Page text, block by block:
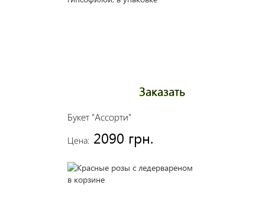
день станет ярче и теплее. Вашей любимой будет
приятен такой небольшой презент, а вам будет вдвойне
приятнее видеть улыбку счастья на лице и искорки в
двум любящим сердцам. А ведь на месте любимой
может быть и мама, и сестра, и подруга.
Букет "Ассорти"
Цена: 2090 грн.
Заказать